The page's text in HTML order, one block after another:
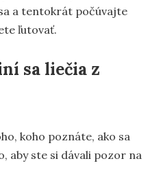
a tentokrát počúvajte
ľutovať.
sa liečia z
koho poznáte, ako sa
aby ste si dávali pozor na